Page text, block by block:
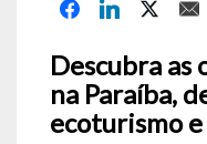
Descubra as
na Paraíba,
ecoturismo